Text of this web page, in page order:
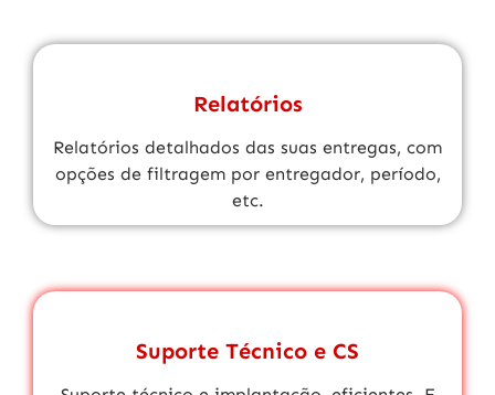
Relatórios
Relatórios detalhados das suas entregas, com
opções de filtragem por entregador, período,
etc.
Suporte Técnico e CS